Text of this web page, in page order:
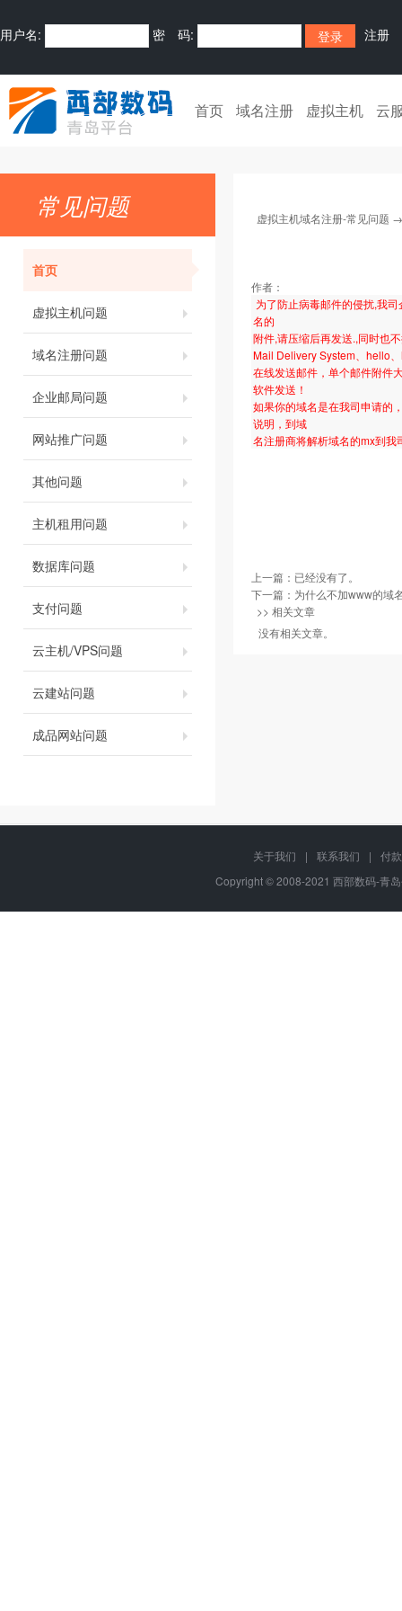
用户名: 密 码: 注册
首页 域名注册 虚拟主机 云
常见问题
首页
虚拟主机问题
域名注册问题
企业邮局问题
网站推广问题
其他问题
主机租用问题
数据库问题
支付问题
云主机/VPS问题
云建站问题
成品网站问题
虚拟主机域名注册-常见问题
作者：
为了防止病毒邮件的侵扰,我
名的
附件,请压缩后再发送.,同时也
Mail Delivery System、hello
在线发送邮件，单个邮件附件
软件发送！
如果你的域名是在我司申请的
说明，到域
名注册商将解析域名的mx到
上一篇：已经没有了。
下一篇： 为什么不加www的域
>> 相关文章
没有相关文章。
关于我们 | 联系我们 |
付
Copyright © 2008-2021 西部数码-青